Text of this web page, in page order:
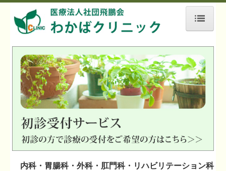
院長紹介
初診の方へ
当院について
検査内容
施設、設備など
よくある質問
内科・胃腸科・外科・肛門科・リハビリテーション科